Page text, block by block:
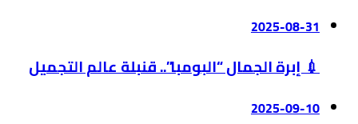
2025-08-31
💉 إبرة الجمال “البومبا”.. قنبلة عالم التجميل
2025-09-10